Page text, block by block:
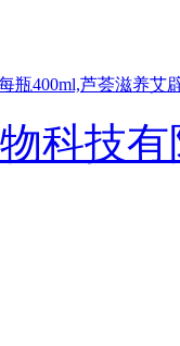
瓶400ml,芦荟滋养艾
科技